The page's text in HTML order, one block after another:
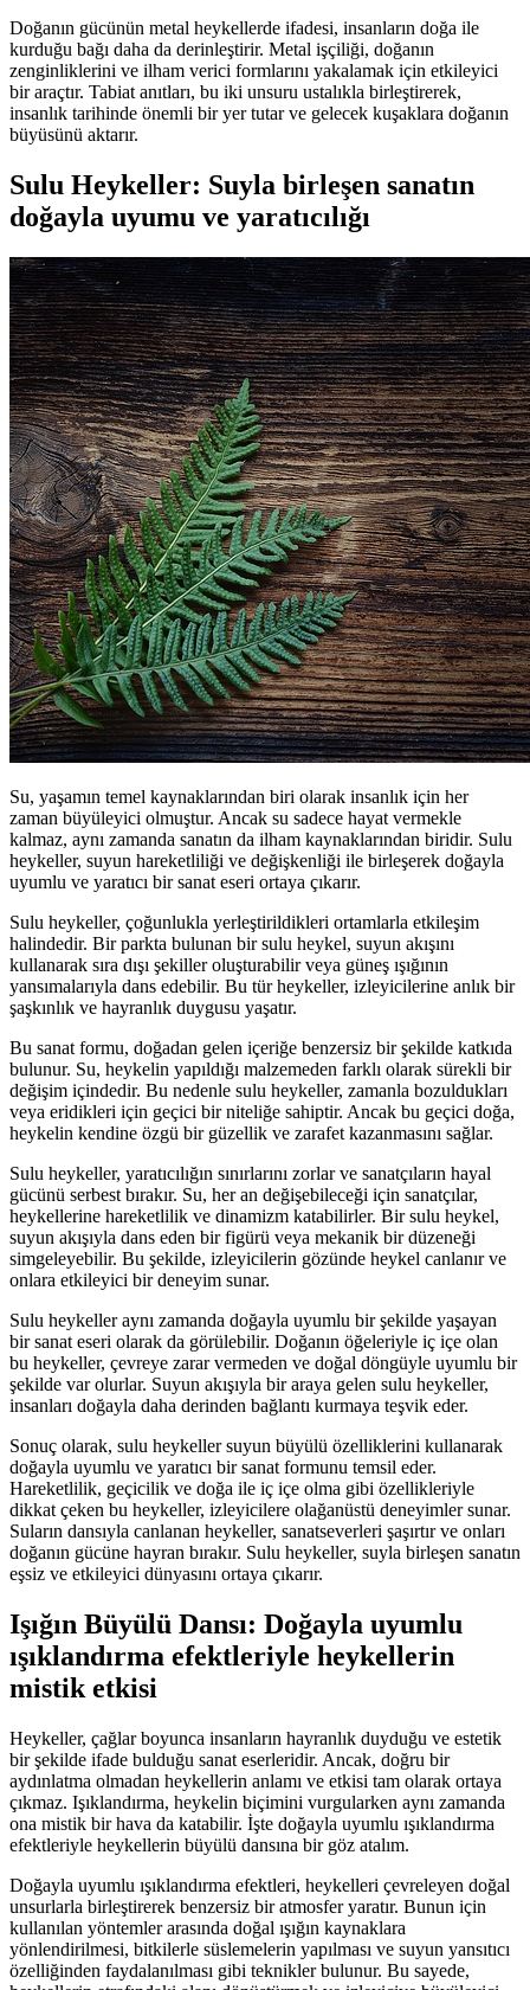
Doğanın gücünün metal heykellerde ifadesi, insanların doğa ile
kurduğu bağı daha da derinleştirir. Metal işçiliği, doğanın
zenginliklerini ve ilham verici formlarını yakalamak için etkileyici
bir araçtır. Tabiat anıtları, bu iki unsuru ustalıkla birleştirerek,
insanlık tarihinde önemli bir yer tutar ve gelecek kuşaklara doğanın
büyüsünü aktarır.
Sulu Heykeller: Suyla birleşen sanatın
doğayla uyumu ve yaratıcılığı
Su, yaşamın temel kaynaklarından biri olarak insanlık için her
zaman büyüleyici olmuştur. Ancak su sadece hayat vermekle
kalmaz, aynı zamanda sanatın da ilham kaynaklarından biridir. Sulu
heykeller, suyun hareketliliği ve değişkenliği ile birleşerek doğayla
uyumlu ve yaratıcı bir sanat eseri ortaya çıkarır.
Sulu heykeller, çoğunlukla yerleştirildikleri ortamlarla etkileşim
halindedir. Bir parkta bulunan bir sulu heykel, suyun akışını
kullanarak sıra dışı şekiller oluşturabilir veya güneş ışığının
yansımalarıyla dans edebilir. Bu tür heykeller, izleyicilerine anlık bir
şaşkınlık ve hayranlık duygusu yaşatır.
Bu sanat formu, doğadan gelen içeriğe benzersiz bir şekilde katkıda
bulunur. Su, heykelin yapıldığı malzemeden farklı olarak sürekli bir
değişim içindedir. Bu nedenle sulu heykeller, zamanla bozuldukları
veya eridikleri için geçici bir niteliğe sahiptir. Ancak bu geçici doğa,
heykelin kendine özgü bir güzellik ve zarafet kazanmasını sağlar.
Sulu heykeller, yaratıcılığın sınırlarını zorlar ve sanatçıların hayal
gücünü serbest bırakır. Su, her an değişebileceği için sanatçılar,
heykellerine hareketlilik ve dinamizm katabilirler. Bir sulu heykel,
suyun akışıyla dans eden bir figürü veya mekanik bir düzeneği
simgeleyebilir. Bu şekilde, izleyicilerin gözünde heykel canlanır ve
onlara etkileyici bir deneyim sunar.
Sulu heykeller aynı zamanda doğayla uyumlu bir şekilde yaşayan
bir sanat eseri olarak da görülebilir. Doğanın öğeleriyle iç içe olan
bu heykeller, çevreye zarar vermeden ve doğal döngüyle uyumlu bir
şekilde var olurlar. Suyun akışıyla bir araya gelen sulu heykeller,
insanları doğayla daha derinden bağlantı kurmaya teşvik eder.
Sonuç olarak, sulu heykeller suyun büyülü özelliklerini kullanarak
doğayla uyumlu ve yaratıcı bir sanat formunu temsil eder.
Hareketlilik, geçicilik ve doğa ile iç içe olma gibi özellikleriyle
dikkat çeken bu heykeller, izleyicilere olağanüstü deneyimler sunar.
Suların dansıyla canlanan heykeller, sanatseverleri şaşırtır ve onları
doğanın gücüne hayran bırakır. Sulu heykeller, suyla birleşen sanatın
eşsiz ve etkileyici dünyasını ortaya çıkarır.
Işığın Büyülü Dansı: Doğayla uyumlu
ışıklandırma efektleriyle heykellerin
mistik etkisi
Heykeller, çağlar boyunca insanların hayranlık duyduğu ve estetik
bir şekilde ifade bulduğu sanat eserleridir. Ancak, doğru bir
aydınlatma olmadan heykellerin anlamı ve etkisi tam olarak ortaya
çıkmaz. Işıklandırma, heykelin biçimini vurgularken aynı zamanda
ona mistik bir hava da katabilir. İşte doğayla uyumlu ışıklandırma
efektleriyle heykellerin büyülü dansına bir göz atalım.
Doğayla uyumlu ışıklandırma efektleri, heykelleri çevreleyen doğal
unsurlarla birleştirerek benzersiz bir atmosfer yaratır. Bunun için
kullanılan yöntemler arasında doğal ışığın kaynaklara
yönlendirilmesi, bitkilerle süslemelerin yapılması ve suyun yansıtıcı
özelliğinden faydalanılması gibi teknikler bulunur. Bu sayede,